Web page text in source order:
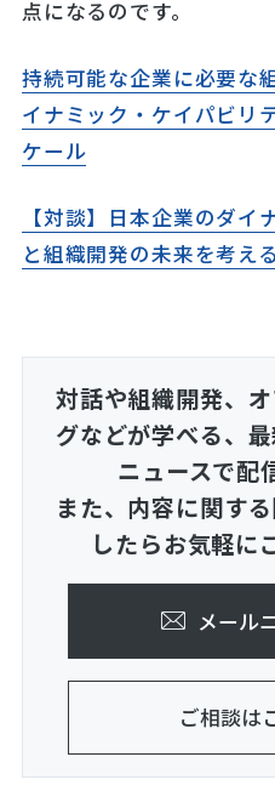
点になるのです。
持続可能な企業に必要な
イナミック・ケイパビリ
ケール
【対談】日本企業のダイ
と組織開発の未来を考える
対話や組織開発、
グなどが学べる、
ニュースで配
また、内容に関す
したらお気軽に
メール
ご相談は